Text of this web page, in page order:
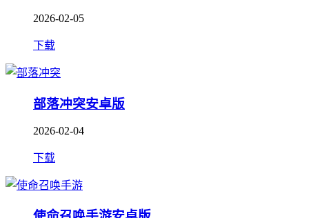
2026-02-05
下载
部落冲突安卓版
2026-02-04
下载